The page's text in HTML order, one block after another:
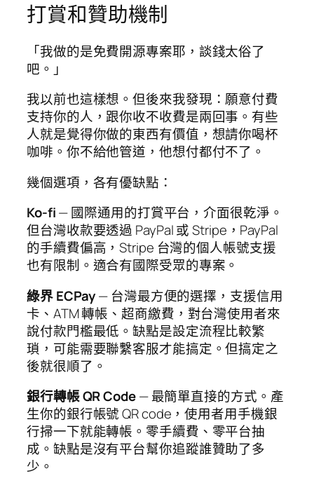
打賞和贊助機制
「我做的是免費開源專案耶，談錢太俗了
吧。」
我以前也這樣想。但後來我發現：願意付費
支持你的人，跟你收不收費是兩回事。有些
人就是覺得你做的東西有價值，想請你喝杯
咖啡。你不給他管道，他想付都付不了。
幾個選項，各有優缺點：
Ko-fi— 國際通用的打賞平台，介面很乾淨。
但台灣收款要透過 PayPal 或 Stripe，PayPal
的手續費偏高，Stripe 台灣的個人帳號支援
也有限制。適合有國際受眾的專案。
綠界 ECPay— 台灣最方便的選擇，支援信用
卡、ATM 轉帳、超商繳費，對台灣使用者來
說付款門檻最低。缺點是設定流程比較繁
瑣，可能需要聯繫客服才能搞定。但搞定之
後就很順了。
銀行轉帳 QR Code— 最簡單直接的方式。產
生你的銀行帳號 QR code，使用者用手機銀
行掃一下就能轉帳。零手續費、零平台抽
成。缺點是沒有平台幫你追蹤誰贊助了多
少。